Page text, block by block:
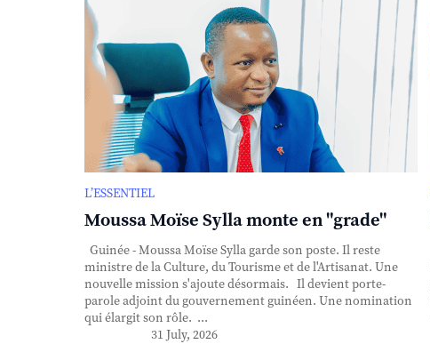
L’ESSENTIEL
Moussa Moïse Sylla monte en "grade"
Guinée - Moussa Moïse Sylla garde son poste. Il reste
ministre de la Culture, du Tourisme et de l'Artisanat. Une
nouvelle mission s'ajoute désormais. Il devient porte-
parole adjoint du gouvernement guinéen. Une nomination
qui élargit son rôle. ...
31 July, 2026